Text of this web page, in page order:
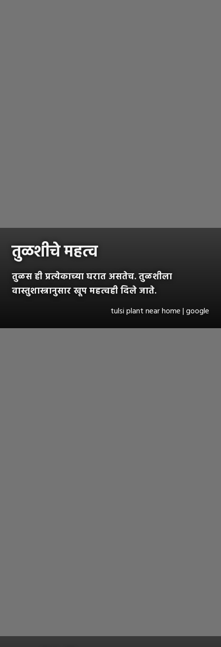
तुळशीचे महत्व
तुळस ही प्रत्येकाच्या घरात असतेच. तुळशीला
वास्तुशास्त्रानुसार खूप महत्वही दिले जाते.
tulsi plant near home | google